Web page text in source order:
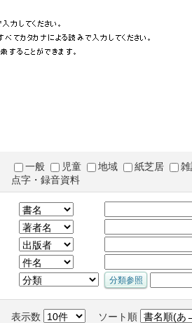
一般 児童 地域 紙芝居
点字・録音資料
表示数 ソート順